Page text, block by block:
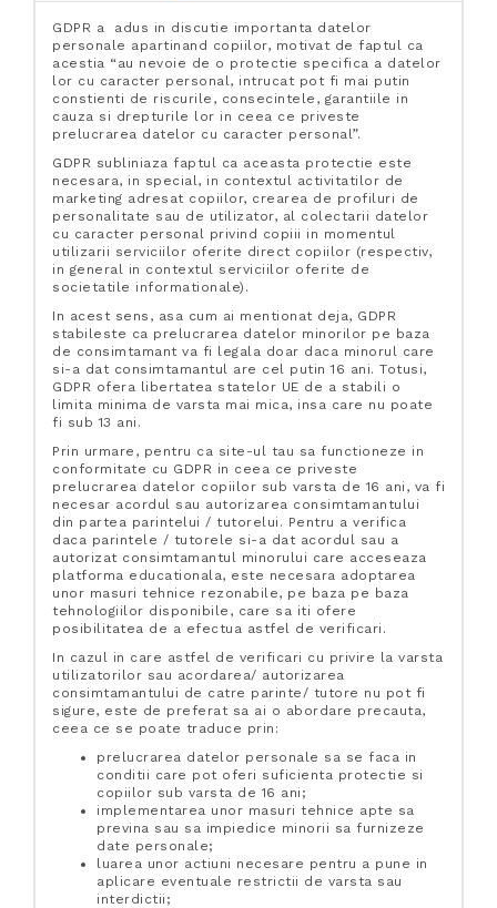
GDPR a adus in discutie importanta datelor
personale apartinand copiilor, motivat de faptul ca
acestia “au nevoie de o protectie specifica a datelor
lor cu caracter personal, intrucat pot fi mai putin
constienti de riscurile, consecintele, garantiile in
cauza si drepturile lor in ceea ce priveste
prelucrarea datelor cu caracter personal”.
GDPR subliniaza faptul ca aceasta protectie este
necesara, in special, in contextul activitatilor de
marketing adresat copiilor, crearea de profiluri de
personalitate sau de utilizator, al colectarii datelor
cu caracter personal privind copiii in momentul
utilizarii serviciilor oferite direct copiilor (respectiv,
in general in contextul serviciilor oferite de
societatile informationale).
In acest sens, asa cum ai mentionat deja, GDPR
stabileste ca prelucrarea datelor minorilor pe baza
de consimtamant va fi legala doar daca minorul care
si-a dat consimtamantul are cel putin 16 ani. Totusi,
GDPR ofera libertatea statelor UE de a stabili o
limita minima de varsta mai mica, insa care nu poate
fi sub 13 ani.
Prin urmare, pentru ca site-ul tau sa functioneze in
conformitate cu GDPR in ceea ce priveste
prelucrarea datelor copiilor sub varsta de 16 ani, va fi
necesar acordul sau autorizarea consimtamantului
din partea parintelui / tutorelui. Pentru a verifica
daca parintele / tutorele si-a dat acordul sau a
autorizat consimtamantul minorului care acceseaza
platforma educationala, este necesara adoptarea
unor masuri tehnice rezonabile, pe baza pe baza
tehnologiilor disponibile, care sa iti ofere
posibilitatea de a efectua astfel de verificari.
In cazul in care astfel de verificari cu privire la varsta
utilizatorilor sau acordarea/ autorizarea
consimtamantului de catre parinte/ tutore nu pot fi
sigure, este de preferat sa ai o abordare precauta,
ceea ce se poate traduce prin:
prelucrarea datelor personale sa se faca in
conditii care pot oferi suficienta protectie si
copiilor sub varsta de 16 ani;
implementarea unor masuri tehnice apte sa
previna sau sa impiedice minorii sa furnizeze
date personale;
luarea unor actiuni necesare pentru a pune in
aplicare eventuale restrictii de varsta sau
interdictii;